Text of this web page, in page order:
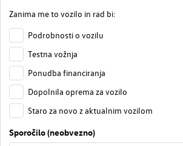
Zanima me to vozilo in rad bi:
Podrobnosti o vozilu
Testna vožnja
Ponudba financiranja
Dopolnila oprema za vozilo
Staro za novo z aktualnim vozilom
Sporočilo (neobvezno)